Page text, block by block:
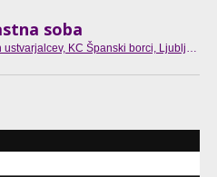
soba
KC Španski borci, Ljubljana, SI